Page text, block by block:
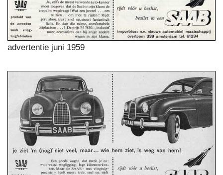
advertentie juni 1959